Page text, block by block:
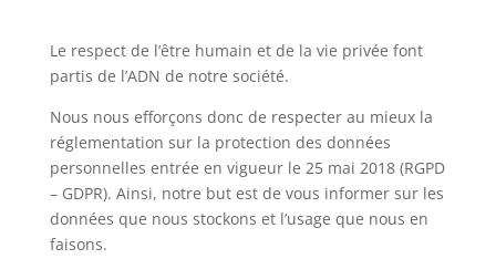
Le respect de l’être humain et de la vie privée font
partis de l’ADN de notre société.
Nous nous efforçons donc de respecter au mieux la
réglementation sur la protection des données
personnelles entrée en vigueur le 25 mai 2018 (RGPD
– GDPR). Ainsi, notre but est de vous informer sur les
données que nous stockons et l’usage que nous en
faisons.